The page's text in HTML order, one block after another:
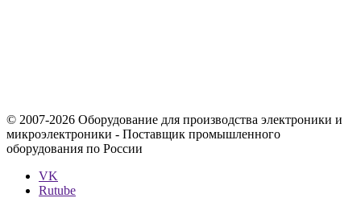
© 2007-2026 Оборудование для производства электроники и
микроэлектроники - Поставщик промышленного
оборудования по России
VK
Rutube